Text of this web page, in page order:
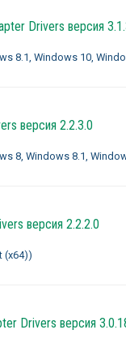
Drivers версия
8.1, Windows 10,
версия 2.2.3.0
8, Windows 8.1,
версия 2.2.2.0
(x64))
Drivers версия